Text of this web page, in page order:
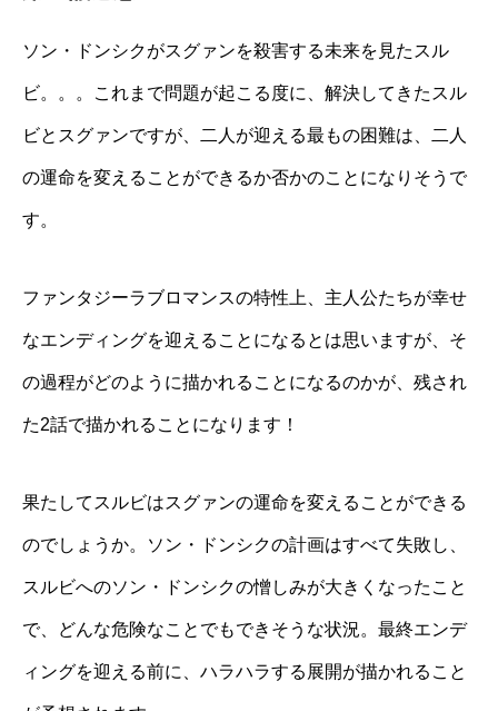
ソン・ドンシクがスグァンを殺害する未来を見たスル
ビ。。。これまで問題が起こる度に、解決してきたスル
ビとスグァンですが、二人が迎える最もの困難は、二人
の運命を変えることができるか否かのことになりそうで
す。
ファンタジーラブロマンスの特性上、主人公たちが幸せ
なエンディングを迎えることになるとは思いますが、そ
の過程がどのように描かれることになるのかが、残され
た2話で描かれることになります！
果たしてスルビはスグァンの運命を変えることができる
のでしょうか。ソン・ドンシクの計画はすべて失敗し、
スルビへのソン・ドンシクの憎しみが大きくなったこと
で、どんな危険なことでもできそうな状況。最終エンデ
ィングを迎える前に、ハラハラする展開が描かれること